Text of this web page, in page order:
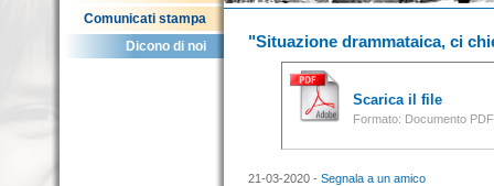
Comunicati stampa
Dicono di noi
"Situazione drammataica, ci
Scarica il file
Formato: Documento
21-03-2020 - Segnala a un amico